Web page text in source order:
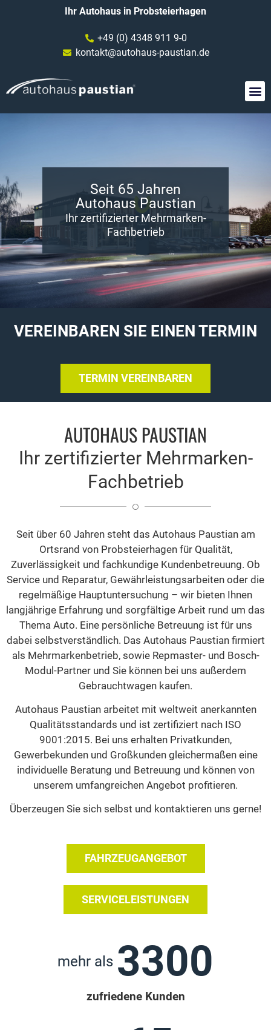
+49 (0) 4348 911 9-0
kontakt@autohaus-paustian.de
Ihr Autohaus in Probsteierhagen
Seit 65 Jahren
Autohaus Paustian
Ihr zertifizierter Mehrmarken-
Fachbetrieb
VEREINBAREN SIE EINEN TERMIN
TERMIN VEREINBAREN
AUTOHAUS PAUSTIAN
Ihr zertifizierter Mehrmarken-
Fachbetrieb
Seit über 60 Jahren steht das Autohaus Paustian am
Ortsrand von Probsteierhagen für Qualität,
Zuverlässigkeit und fachkundige Kundenbetreuung. Ob
Service und Reparatur, Gewährleistungsarbeiten oder die
regelmäßige Hauptuntersuchung – wir bieten Ihnen
langjährige Erfahrung und sorgfältige Arbeit rund um das
Thema Auto. Eine persönliche Betreuung ist für uns
dabei selbstverständlich. Das Autohaus Paustian firmiert
als Mehrmarkenbetrieb, sowie Repmaster- und Bosch-
Modul-Partner und Sie können bei uns außerdem
Gebrauchtwagen kaufen.
Autohaus Paustian arbeitet mit weltweit anerkannten
Qualitätsstandards und ist zertifiziert nach ISO
9001:2015. Bei uns erhalten Privatkunden,
Gewerbekunden und Großkunden gleichermaßen eine
individuelle Beratung und Betreuung und können von
unserem umfangreichen Angebot profitieren.
Überzeugen Sie sich selbst und kontaktieren uns gerne!
FAHRZEUGANGEBOT
SERVICELEISTUNGEN
zufriedene Kunden
mehr als 3300